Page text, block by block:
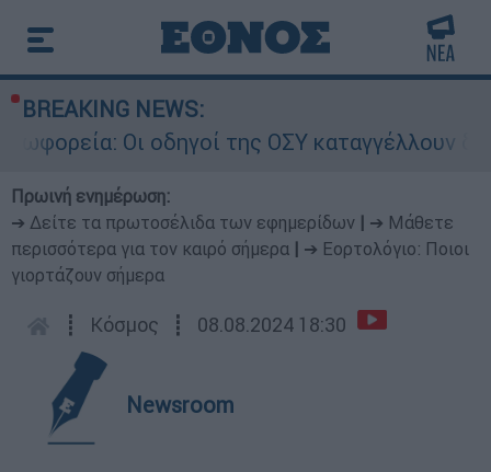
BREAKING NEWS:
Οι οδηγοί της ΟΣΥ καταγγέλλουν
Πρωινή ενημέρωση:
➔ Δείτε τα πρωτοσέλιδα των εφημερίδων
➔ Μάθετε
περισσότερα για τον καιρό σήμερα
➔ Εορτολόγιο: Ποιοι
γιορτάζουν σήμερα
┋ Κόσμος ┋ 08.08.2024 18:30
Newsroom